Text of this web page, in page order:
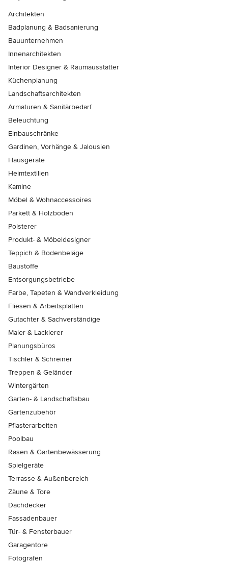
Architekten
Badplanung & Badsanierung
Bauunternehmen
Innenarchitekten
Interior Designer & Raumausstatter
Küchenplanung
Landschaftsarchitekten
Armaturen & Sanitärbedarf
Beleuchtung
Einbauschränke
Gardinen, Vorhänge & Jalousien
Hausgeräte
Heimtextilien
Kamine
Möbel & Wohnaccessoires
Parkett & Holzböden
Polsterer
Produkt- & Möbeldesigner
Teppich & Bodenbeläge
Baustoffe
Entsorgungsbetriebe
Farbe, Tapeten & Wandverkleidung
Fliesen & Arbeitsplatten
Gutachter & Sachverständige
Maler & Lackierer
Planungsbüros
Tischler & Schreiner
Treppen & Geländer
Wintergärten
Garten- & Landschaftsbau
Gartenzubehör
Pflasterarbeiten
Poolbau
Rasen & Gartenbewässerung
Spielgeräte
Terrasse & Außenbereich
Zäune & Tore
Dachdecker
Fassadenbauer
Tür- & Fensterbauer
Garagentore
Fotografen